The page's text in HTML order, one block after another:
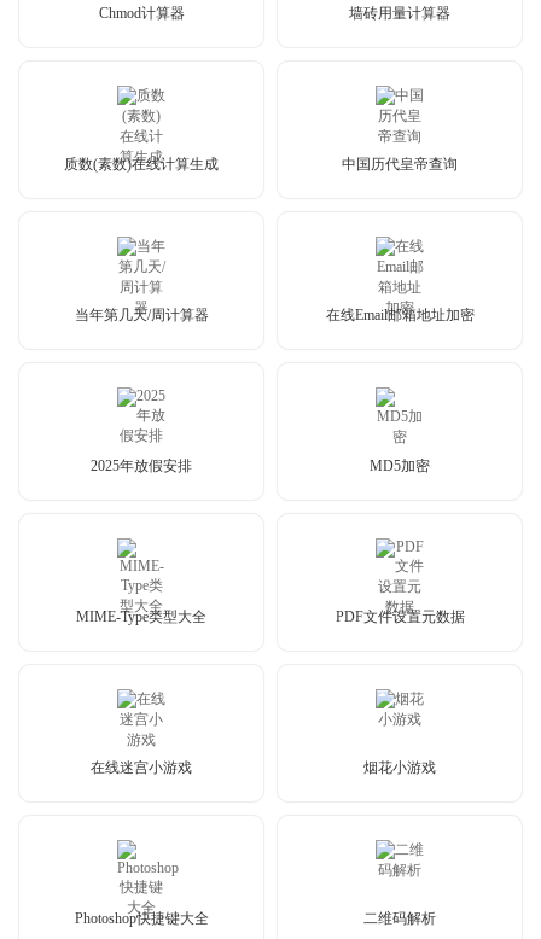
Chmod计算器 墙砖用量计算器
质数(素数)在线计算生成 中国历代皇帝查询
当年第几天/周计算器 在线Email邮箱地址加密
2025年放假安排 MD5加密
MIME-Type类型大全 PDF文件设置元数据
在线迷宫小游戏 烟花小游戏
Photoshop快捷键大全 二维码解析